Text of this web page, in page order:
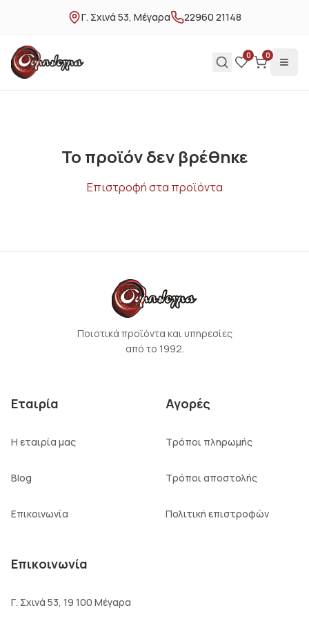
Γ. Σχινά 53, Μέγαρα 22960 21148
0 0
Το προϊόν δεν βρέθηκε
Επιστροφή στα προϊόντα
Ποιοτικά προϊόντα και υπηρεσίες
από το 1992.
Εταιρία
Η εταιρία μας
Blog
Επικοινωνία
Αγορές
Τρόποι πληρωμής
Τρόποι αποστολής
Πολιτική επιστροφών
Επικοινωνία
Γ. Σχινά 53, 19 100 Μέγαρα